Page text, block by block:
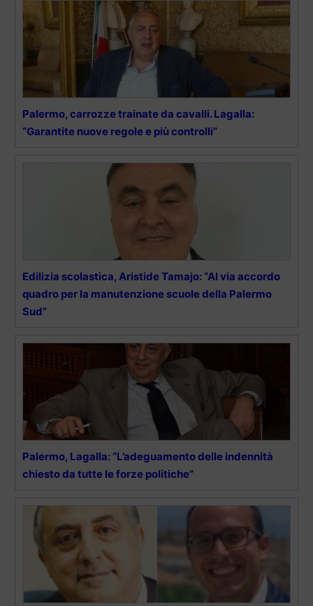
Palermo, carrozze trainate da cavalli. Lagalla:
“Garantite nuove regole e più controlli”
Edilizia scolastica, Aristide Tamajo: “Al via accordo
quadro per la manutenzione scuole della Palermo
Sud”
Palermo, Lagalla: “L’adeguamento delle indennità
chiesto da tutte le forze politiche”